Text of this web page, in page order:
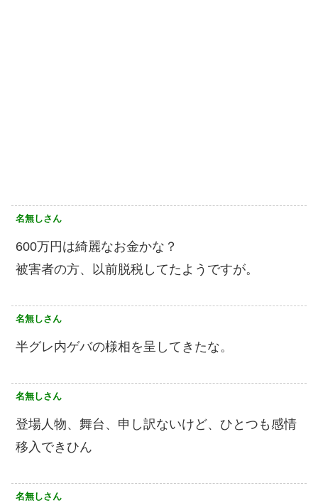
名無しさん
600万円は綺麗なお金かな？
被害者の方、以前脱税してたようですが。
名無しさん
半グレ内ゲバの様相を呈してきたな。
名無しさん
登場人物、舞台、申し訳ないけど、ひとつも感情
移入できひん
名無しさん